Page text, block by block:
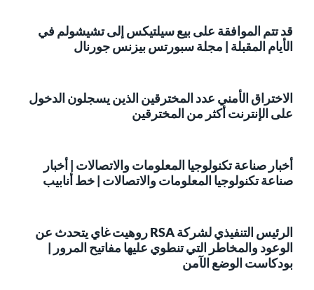
قد تتم الموافقة على بيع سيلتيكس إلى تشيشولم في
الأيام المقبلة | مجلة سبورتس بيزنس جورنال
الاختراق الأمني عدد المخترقين الذين يسجلون الدخول
على الإنترنت أكثر من المخترقين
أخبار صناعة تكنولوجيا المعلومات والاتصالات | أخبار
صناعة تكنولوجيا المعلومات والاتصالات | خط أنابيب
الرئيس التنفيذي لشركة RSA روهيت غاي يتحدث عن
الوعود والمخاطر التي تنطوي عليها مفاتيح المرور |
بودكاست الوضع الآمن